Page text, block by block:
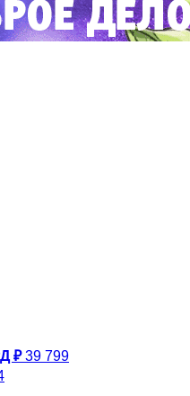
₽ 39 799